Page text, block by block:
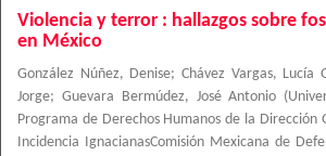
Violencia y terror : hallazgos sobre
en México
González Núñez, Denise; Chávez Vargas, Lucía
Jorge; Guevara Bermúdez, José Antonio (
Programa de Derechos Humanos de la Dirección
Incidencia IgnacianasComisión Mexicana de